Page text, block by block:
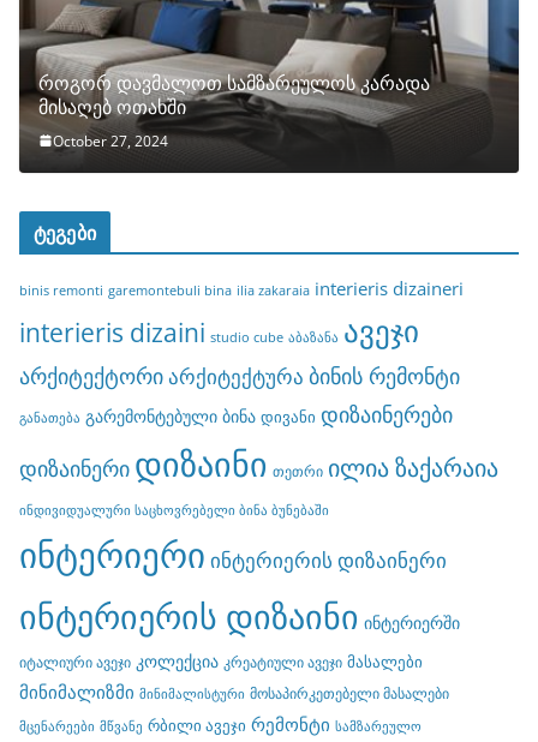
როგორ დავმალოთ სამზარეულოს კარადა
მისაღებ ოთახში
October 27, 2024
ტეგები
binis remonti garemontebuli bina ilia zakaraia interieris dizaineri
interieris dizaini studio cube აბაზანა ავეჯი
არქიტექტორიარქიტექტურა ბინის რემონტი
განათება გარემონტებული ბინა დივანი დიზაინერები
დიზაინერი დიზაინი თეთრი ილია ზაქარაია
ინდივიდუალური საცხოვრებელი ბინა ბუნებაში
ინტერიერი ინტერიერის დიზაინერი
ინტერიერის დიზაინი ინტერიერში
იტალიური ავეჯი კოლექცია კრეატიული ავეჯი მასალები
მინიმალიზმი მინიმალისტური მოსაპირკეთებელი მასალები
მცენარეები მწვანე რბილი ავეჯი რემონტი სამზარეულო